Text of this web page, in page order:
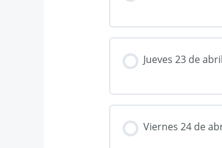
Jueves 23 de
Viernes 24 de